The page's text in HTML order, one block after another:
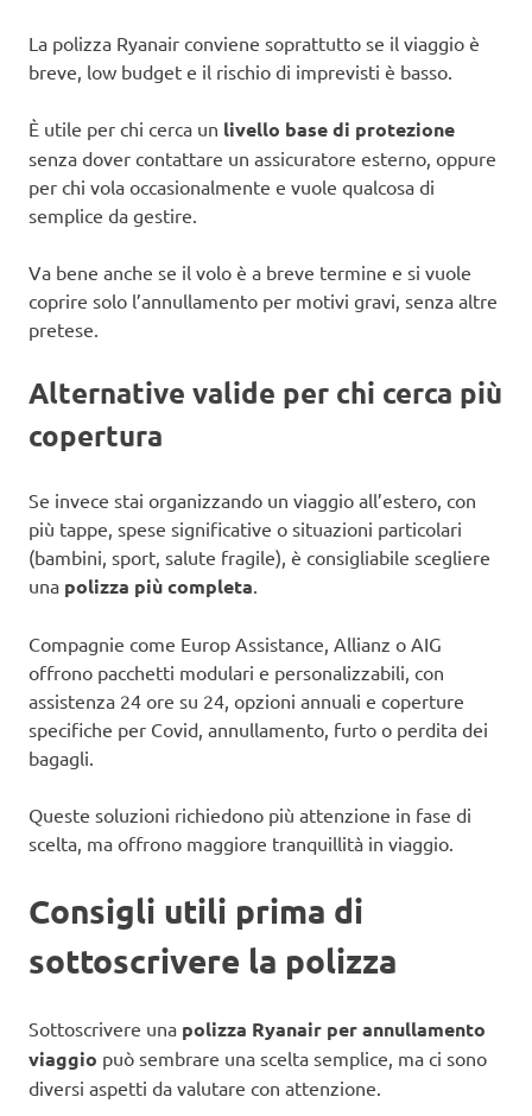
La polizza Ryanair conviene soprattutto se il viaggio è
breve, low budget e il rischio di imprevisti è basso.
È utile per chi cerca un livello base di protezione
senza dover contattare un assicuratore esterno, oppure
per chi vola occasionalmente e vuole qualcosa di
semplice da gestire.
Va bene anche se il volo è a breve termine e si vuole
coprire solo l’annullamento per motivi gravi, senza altre
pretese.
Alternative valide per chi cerca più
copertura
Se invece stai organizzando un viaggio all’estero, con
più tappe, spese significative o situazioni particolari
(bambini, sport, salute fragile), è consigliabile scegliere
una polizza più completa
Compagnie come Europ Assistance, Allianz o AIG
offrono pacchetti modulari e personalizzabili, con
assistenza 24 ore su 24, opzioni annuali e coperture
specifiche per Covid, annullamento, furto o perdita dei
bagagli.
Queste soluzioni richiedono più attenzione in fase di
scelta, ma offrono maggiore tranquillità in viaggio.
Consigli utili prima di
sottoscrivere la polizza
Sottoscrivere una polizza Ryanair per annullamento
viaggio può sembrare una scelta semplice, ma ci sono
diversi aspetti da valutare con attenzione.